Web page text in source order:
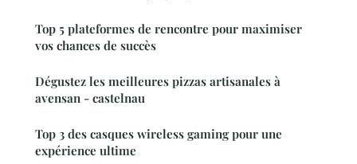
Top 5 plateformes de rencontre pour maximiser
vos chances de succès
Dégustez les meilleures pizzas artisanales à
avensan - castelnau
Top 3 des casques wireless gaming pour une
expérience ultime